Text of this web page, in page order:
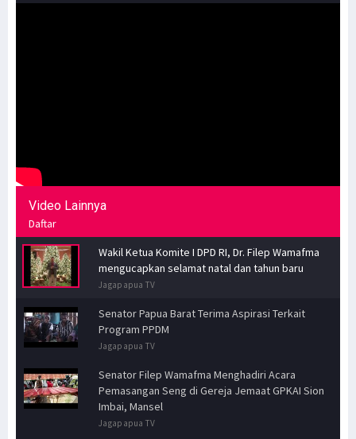
Video Lainnya
Daftar
Wakil Ketua Komite I DPD RI, Dr. Filep Wamafma
mengucapkan selamat natal dan tahun baru
Jagapapua TV
Senator Papua Barat Terima Aspirasi Terkait
Program PPDM
Jagapapua TV
Senator Filep Wamafma Menghadiri Acara
Pemasangan Seng di Gereja Jemaat GPKAI Sion
Imbai, Mansel
Jagapapua TV